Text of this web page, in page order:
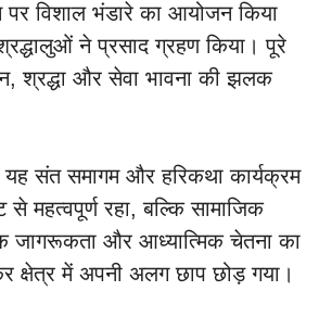
पर विशाल भंडारे का आयोजन किया
ने प्रसाद ग्रहण किया। पूरे
श्रद्धा और सेवा भावना की झलक
संत समागम और हरिकथा कार्यक्रम
से महत्वपूर्ण रहा, बल्कि सामाजिक
जागरूकता और आध्यात्मिक चेतना का
में अपनी अलग छाप छोड़ गया।